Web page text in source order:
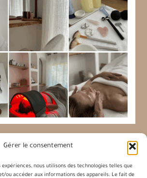
Gérer le consentement
nous utilisons des technologies telles que
ou accéder aux informations des appareils. Le fait de